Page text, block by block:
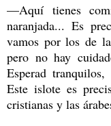
—Aquí tienes
naranjada... Es
vamos por los de
pero no hay
Esperad
Este islote es
cristianas y las